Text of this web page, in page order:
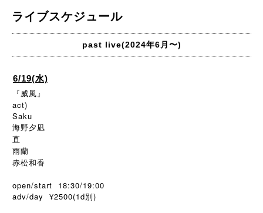
ライブスケジュール
past live(2024年6月〜)
6/19(水)
『威風』
act)
Saku
海野夕凪
直
雨蘭
赤松和香
open/start 18:30/19:00
adv/day ¥2500(1d別)